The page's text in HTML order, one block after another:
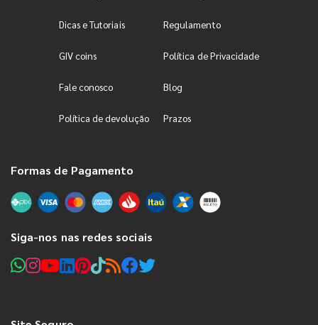
Dicas e Tutoriais Regulamento
GIV coins Política de Privacidade
Fale conosco Blog
Política de devolução Prazos
Formas de Pagamento
Siga-nos nas redes sociais